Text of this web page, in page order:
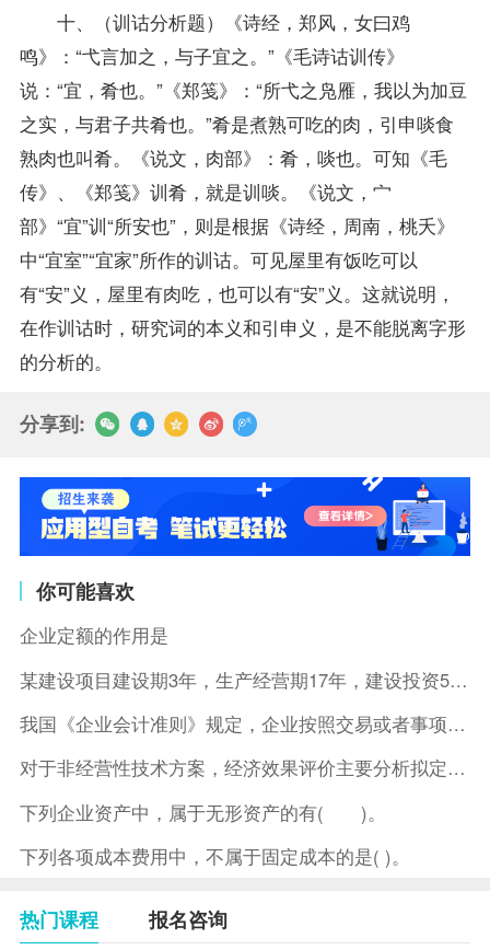
十、（训诂分析题）《诗经，郑风，女曰鸡
鸣》：“弋言加之，与子宜之。”《毛诗诂训传》
说：“宜，肴也。”《郑笺》：“所弋之凫雁，我以为加豆
之实，与君子共肴也。”肴是煮熟可吃的肉，引申啖食
熟肉也叫肴。《说文，肉部》：肴，啖也。可知《毛
传》、《郑笺》训肴，就是训啖。《说文，宀
部》“宜”训“所安也”，则是根据《诗经，周南，桃夭》
中“宜室”“宜家”所作的训诂。可见屋里有饭吃可以
有“安”义，屋里有肉吃，也可以有“安”义。这就说明，
在作训诂时，研究词的本义和引申义，是不能脱离字形
的分析的。
分享到:
你可能喜欢
企业定额的作用是
某建设项目建设期3年，生产经营期17年，建设投资5500万元
我国《企业会计准则》规定，企业按照交易或者事项的经济特征确定
对于非经营性技术方案，经济效果评价主要分析拟定方案的( )。
下列企业资产中，属于无形资产的有( )。
下列各项成本费用中，不属于固定成本的是( )。
热门课程 报名咨询